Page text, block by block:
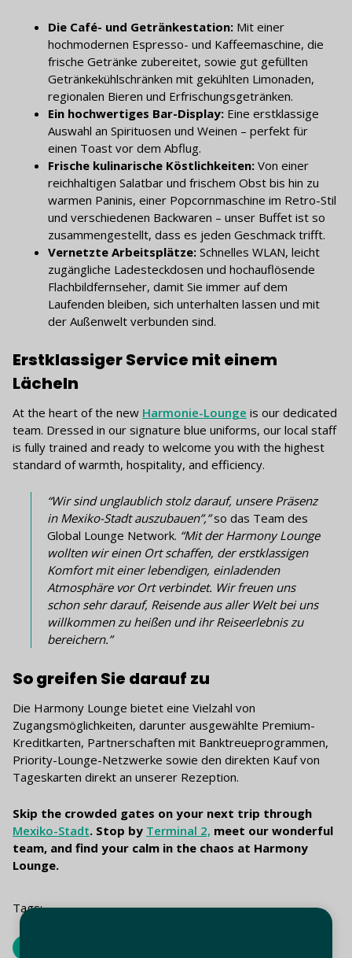
Die Café- und Getränkestation: Mit einer
hochmodernen Espresso- und Kaffeemaschine, die
frische Getränke zubereitet, sowie gut gefüllten
Getränkekühlschränken mit gekühlten Limonaden,
regionalen Bieren und Erfrischungsgetränken.
Ein hochwertiges Bar-Display: Eine erstklassige
Auswahl an Spirituosen und Weinen – perfekt für
einen Toast vor dem Abflug.
Frische kulinarische Köstlichkeiten: Von einer
reichhaltigen Salatbar und frischem Obst bis hin zu
warmen Paninis, einer Popcornmaschine im Retro-Stil
und verschiedenen Backwaren – unser Buffet ist so
zusammengestellt, dass es jeden Geschmack trifft.
Vernetzte Arbeitsplätze: Schnelles WLAN, leicht
zugängliche Ladesteckdosen und hochauflösende
Flachbildfernseher, damit Sie immer auf dem
Laufenden bleiben, sich unterhalten lassen und mit
der Außenwelt verbunden sind.
Erstklassiger Service mit einem
Lächeln
At the heart of the new Harmonie-Lounge is our dedicated
team. Dressed in our signature blue uniforms, our local staff
is fully trained and ready to welcome you with the highest
standard of warmth, hospitality, and efficiency.
“Wir sind unglaublich stolz darauf, unsere Präsenz
in Mexiko-Stadt auszubauen”,”so das Team des
Global Lounge Network. “Mit der Harmony Lounge
wollten wir einen Ort schaffen, der erstklassigen
Komfort mit einer lebendigen, einladenden
Atmosphäre vor Ort verbindet. Wir freuen uns
schon sehr darauf, Reisende aus aller Welt bei uns
willkommen zu heißen und ihr Reiseerlebnis zu
bereichern.”
So greifen Sie darauf zu
Die Harmony Lounge bietet eine Vielzahl von
Zugangsmöglichkeiten, darunter ausgewählte Premium-
Kreditkarten, Partnerschaften mit Banktreueprogrammen,
Priority-Lounge-Netzwerke sowie den direkten Kauf von
Tageskarten direkt an unserer Rezeption.
Skip the crowded gates on your next trip through
Mexiko-Stadt. Stop by Terminal 2, meet our wonderful
team, and find your calm in the chaos at Harmony
Lounge.
Tags: